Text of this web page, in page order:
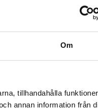
Om
tillhandahålla
annan information från